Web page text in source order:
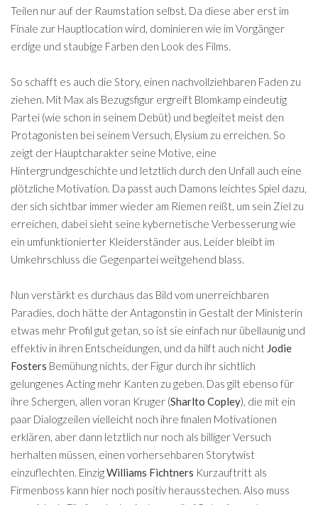
Teilen nur auf der Raumstation selbst. Da diese aber erst im
Finale zur Hauptlocation wird, dominieren wie im Vorgänger
erdige und staubige Farben den Look des Films.
So schafft es auch die Story, einen nachvollziehbaren Faden zu
ziehen. Mit Max als Bezugsfigur ergreift Blomkamp eindeutig
Partei (wie schon in seinem Debüt) und begleitet meist den
Protagonisten bei seinem Versuch, Elysium zu erreichen. So
zeigt der Hauptcharakter seine Motive, eine
Hintergrundgeschichte und letztlich durch den Unfall auch eine
plötzliche Motivation. Da passt auch Damons leichtes Spiel dazu,
der sich sichtbar immer wieder am Riemen reißt, um sein Ziel zu
erreichen, dabei sieht seine kybernetische Verbesserung wie
ein umfunktionierter Kleiderständer aus. Leider bleibt im
Umkehrschluss die Gegenpartei weitgehend blass.
Nun verstärkt es durchaus das Bild vom unerreichbaren
Paradies, doch hätte der Antagonstin in Gestalt der Ministerin
etwas mehr Profil gut getan, so ist sie einfach nur übellaunig und
effektiv in ihren Entscheidungen, und da hilft auch nicht Jodie
Fosters Bemühung nichts, der Figur durch ihr sichtlich
gelungenes Acting mehr Kanten zu geben. Das gilt ebenso für
ihre Schergen, allen voran Kruger (Sharlto Copley), die mit ein
paar Dialogzeilen vielleicht noch ihre finalen Motivationen
erklären, aber dann letztlich nur noch als billiger Versuch
herhalten müssen, einen vorhersehbaren Storytwist
einzuflechten. EinzigWilliams Fichtners Kurzauftritt als
Firmenboss kann hier noch positiv herausstechen. Also muss